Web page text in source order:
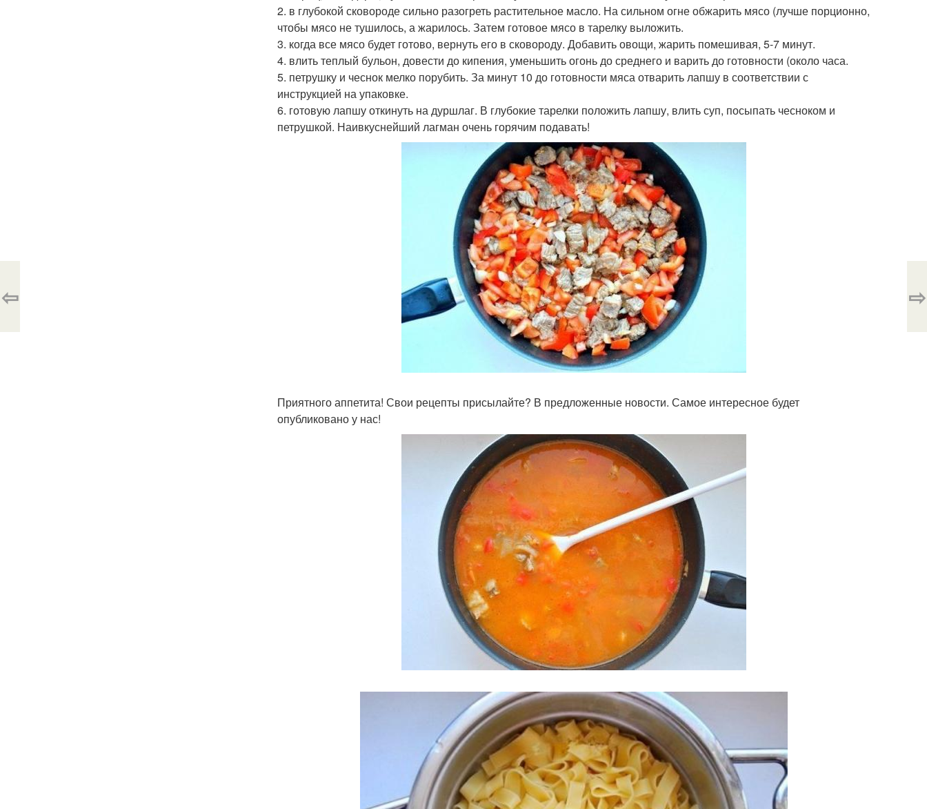
2. в глубокой сковороде сильно разогреть растительное масло. На сильном огне обжарить мясо (лучше порционно,
чтобы мясо не тушилось, а жарилось. Затем готовое мясо в тарелку выложить.
3. когда все мясо будет готово, вернуть его в сковороду. Добавить овощи, жарить помешивая, 5-7 минут.
4. влить теплый бульон, довести до кипения, уменьшить огонь до среднего и варить до готовности (около часа.
5. петрушку и чеснок мелко порубить. За минут 10 до готовности мяса отварить лапшу в соответствии с
инструкцией на упаковке.
6. готовую лапшу откинуть на дуршлаг. В глубокие тарелки положить лапшу, влить суп, посыпать чесноком и
петрушкой. Наивкуснейший лагман очень горячим подавать!
Приятного аппетита! Свои рецепты присылайте? В предложенные новости. Самое интересное будет
опубликовано у нас!
⇦ ⇨